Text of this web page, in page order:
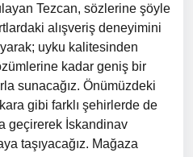
Tezcan, sözlerine şöyle
alışveriş deneyimini
uyku kalitesinden
kadar geniş bir
sunacağız. Önümüzdeki
gibi farklı şehirlerde de
geçirerek İskandinav
taşıyacağız. Mağaza